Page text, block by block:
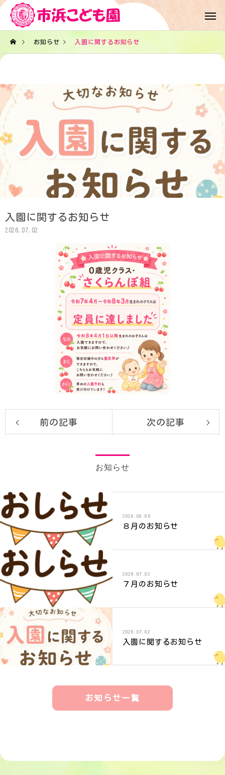
お知らせ 入園に関するお知らせ
入園に関するお知らせ
2026.07.02
前の記事 次の記事
お知らせ
2026.08.05
８月のお知らせ
2026.07.02
７月のお知らせ
2026.07.02
入園に関するお知らせ
お知らせ一覧